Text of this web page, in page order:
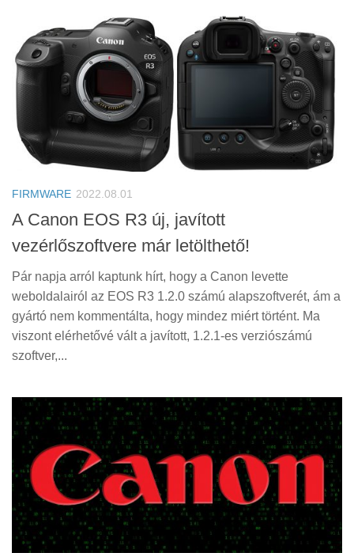
FIRMWARE 2022.08.01
A Canon EOS R3 új, javított
vezérlőszoftvere már letölthető!
Pár napja arról kaptunk hírt, hogy a Canon levette
weboldalairól az EOS R3 1.2.0 számú alapszoftverét, ám a
gyártó nem kommentálta, hogy mindez miért történt. Ma
viszont elérhetővé vált a javított, 1.2.1-es verziószámú
szoftver,...